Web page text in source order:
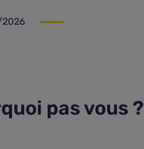
pas vous ?